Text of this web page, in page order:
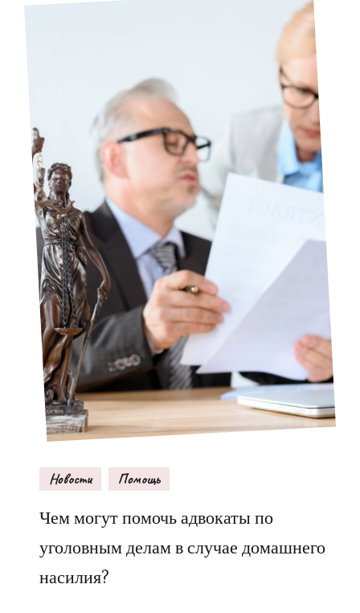
Новости Помощь
Чем могут помочь адвокаты по
уголовным делам в случае домашнего
насилия?